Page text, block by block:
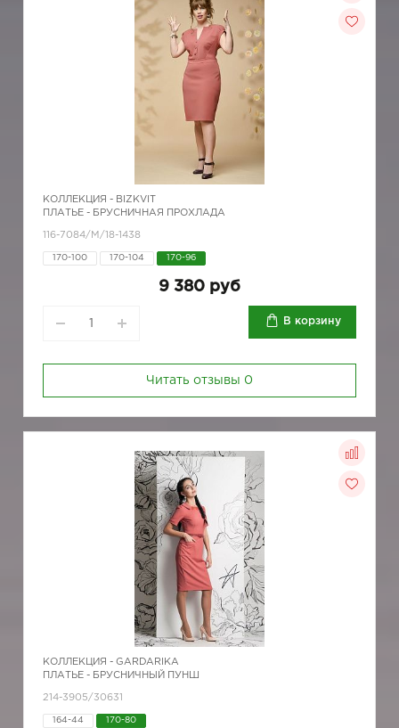
КОЛЛЕКЦИЯ - BIZKVIT
ПЛАТЬЕ - БРУСНИЧНАЯ ПРОХЛАДА
116-7084/М/18-1438
170-100 170-104 170-96
9 380 руб
В корзину
Читать отзывы 0
КОЛЛЕКЦИЯ - GARDARIKA
ПЛАТЬЕ - БРУСНИЧНЫЙ ПУНШ
214-3905/30631
164-44 170-80